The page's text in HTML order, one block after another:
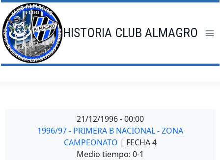
Saltar
al
contenido
HISTORIA CLUB ALMAGRO
21/12/1996 - 00:00
1996/97 - PRIMERA B NACIONAL - ZONA
CAMPEONATO | FECHA 4
Medio tiempo: 0-1